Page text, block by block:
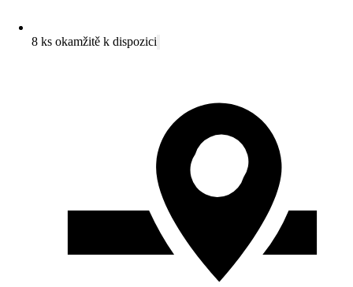
8 ks okamžitě k dispozici